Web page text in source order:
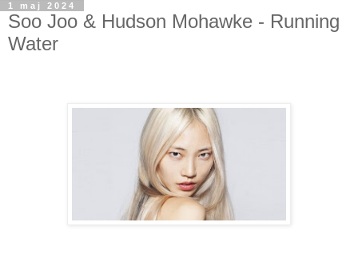
1 maj 2024
Soo Joo & Hudson Mohawke - Running
Water